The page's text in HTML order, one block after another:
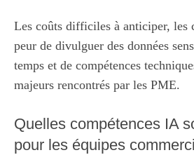
Les coûts difficiles à anticiper, les
peur de divulguer des données
temps et de compétences
majeurs rencontrés par les PME.
Quelles compétences IA
pour les équipes